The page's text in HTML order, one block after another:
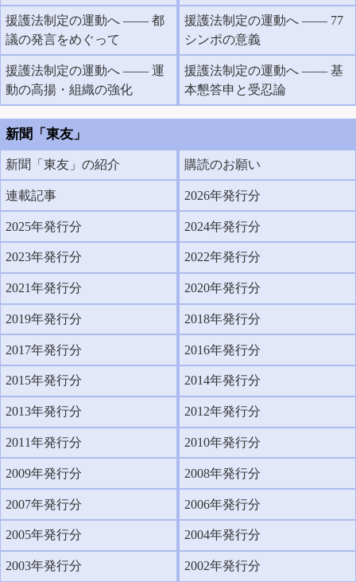
援護法制定の運動へ ―― 都
議の発言をめぐって
援護法制定の運動へ ―― 77
シンポの意義
援護法制定の運動へ ―― 運
動の高揚・組織の強化
援護法制定の運動へ ―― 基
本懇答申と受忍論
新聞「東友」
新聞「東友」の紹介 購読のお願い
連載記事 2026年発行分
2025年発行分 2024年発行分
2023年発行分 2022年発行分
2021年発行分 2020年発行分
2019年発行分 2018年発行分
2017年発行分 2016年発行分
2015年発行分 2014年発行分
2013年発行分 2012年発行分
2011年発行分 2010年発行分
2009年発行分 2008年発行分
2007年発行分 2006年発行分
2005年発行分 2004年発行分
2003年発行分 2002年発行分